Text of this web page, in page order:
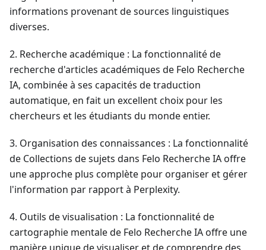
informations provenant de sources linguistiques
diverses.
2. Recherche académique : La fonctionnalité de
recherche d'articles académiques de Felo Recherche
IA, combinée à ses capacités de traduction
automatique, en fait un excellent choix pour les
chercheurs et les étudiants du monde entier.
3. Organisation des connaissances : La fonctionnalité
de Collections de sujets dans Felo Recherche IA offre
une approche plus complète pour organiser et gérer
l'information par rapport à Perplexity.
4. Outils de visualisation : La fonctionnalité de
cartographie mentale de Felo Recherche IA offre une